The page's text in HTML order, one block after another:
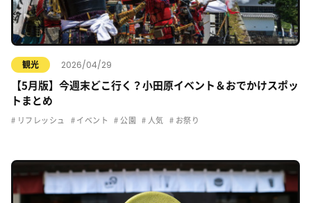
観光 2026/04/29
【5月版】今週末どこ行く？小田原イベント＆おでかけスポッ
トまとめ
リフレッシュ イベント 公園 人気 お祭り